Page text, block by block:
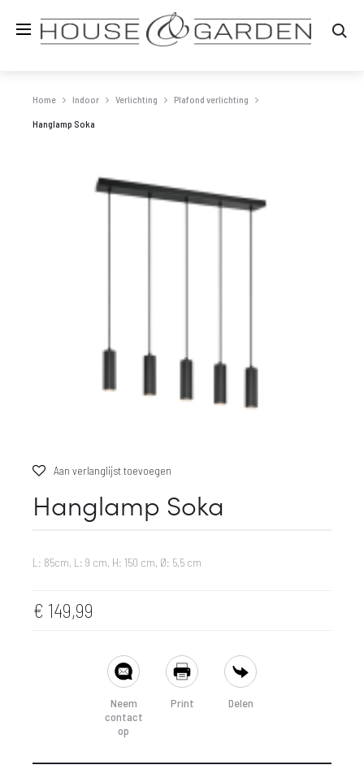
Home Indoor Verlichting Plafond verlichting
Hanglamp Soka
Aan verlanglijst toevoegen
Hanglamp Soka
L: 85cm, L: 9 cm, H: 150 cm, Ø: 5,5 cm
€ 149,99
Neem
contact
op
Print Delen